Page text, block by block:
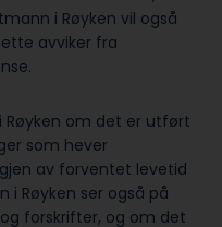
i Røyken vil også
avviker fra
Røyken om det er utført
som hever
av forventet levetid
i Røyken ser også på
forskrifter, og om det